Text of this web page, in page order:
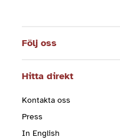
Följ oss
Hitta direkt
Kontakta oss
Press
In English